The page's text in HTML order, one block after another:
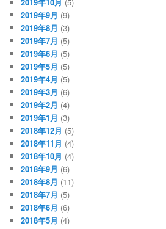
2019年9月 (9)
2019年8月 (3)
2019年7月 (5)
2019年6月 (5)
2019年5月 (5)
2019年4月 (5)
2019年3月 (6)
2019年2月 (4)
2019年1月 (3)
2018年12月 (5)
2018年11月 (4)
2018年10月 (4)
2018年9月 (6)
2018年8月 (11)
2018年7月 (5)
2018年6月 (6)
2018年5月 (4)